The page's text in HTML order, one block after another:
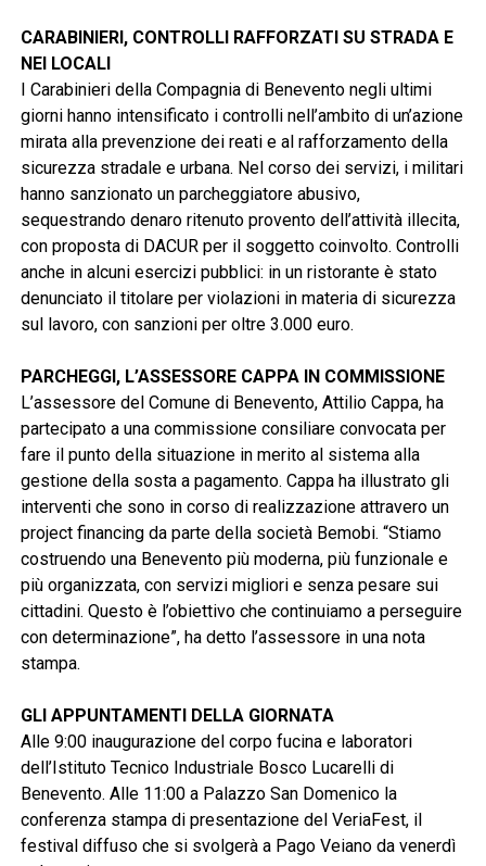
CARABINIERI, CONTROLLI RAFFORZATI SU STRADA E
NEI LOCALI
I Carabinieri della Compagnia di Benevento negli ultimi
giorni hanno intensificato i controlli nell’ambito di un’azione
mirata alla prevenzione dei reati e al rafforzamento della
sicurezza stradale e urbana. Nel corso dei servizi, i militari
hanno sanzionato un parcheggiatore abusivo,
sequestrando denaro ritenuto provento dell’attività illecita,
con proposta di DACUR per il soggetto coinvolto. Controlli
anche in alcuni esercizi pubblici: in un ristorante è stato
denunciato il titolare per violazioni in materia di sicurezza
sul lavoro, con sanzioni per oltre 3.000 euro.
PARCHEGGI, L’ASSESSORE CAPPA IN COMMISSIONE
L’assessore del Comune di Benevento, Attilio Cappa, ha
partecipato a una commissione consiliare convocata per
fare il punto della situazione in merito al sistema alla
gestione della sosta a pagamento. Cappa ha illustrato gli
interventi che sono in corso di realizzazione attravero un
project financing da parte della società Bemobi. “Stiamo
costruendo una Benevento più moderna, più funzionale e
più organizzata, con servizi migliori e senza pesare sui
cittadini. Questo è l’obiettivo che continuiamo a perseguire
con determinazione”, ha detto l’assessore in una nota
stampa.
GLI APPUNTAMENTI DELLA GIORNATA
Alle 9:00 inaugurazione del corpo fucina e laboratori
dell’Istituto Tecnico Industriale Bosco Lucarelli di
Benevento. Alle 11:00 a Palazzo San Domenico la
conferenza stampa di presentazione del VeriaFest, il
festival diffuso che si svolgerà a Pago Veiano da venerdì